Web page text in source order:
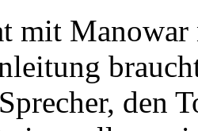
mit
den